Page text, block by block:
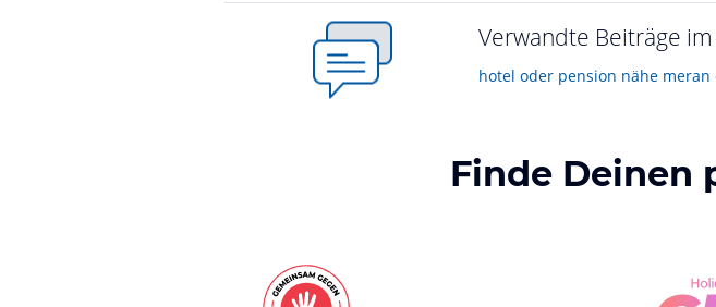
Verwandte Beiträge
hotel oder pension nähe meran
Finde Deinen